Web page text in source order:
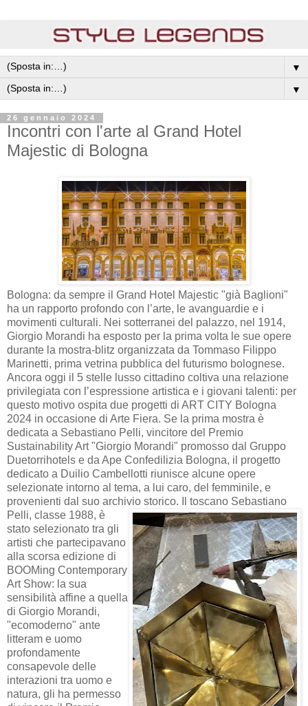
▼
▼
26 gennaio 2024
Incontri con l'arte al Grand Hotel
Majestic di Bologna
Bologna: da sempre il Grand Hotel Majestic "già Baglioni"
ha un rapporto profondo con l’arte, le avanguardie e i
movimenti culturali. Nei sotterranei del palazzo, nel 1914,
Giorgio Morandi ha esposto per la prima volta le sue opere
durante la mostra-blitz organizzata da Tommaso Filippo
Marinetti, prima vetrina pubblica del futurismo bolognese.
Ancora oggi il 5 stelle lusso cittadino coltiva una relazione
privilegiata con l’espressione artistica e i giovani talenti: per
questo motivo ospita due progetti di ART CITY Bologna
2024 in occasione di Arte Fiera. Se la prima mostra è
dedicata a Sebastiano Pelli, vincitore del Premio
Sustainability Art "Giorgio Morandi" promosso dal Gruppo
Duetorrihotels e da Ape Confedilizia Bologna, il progetto
dedicato a Duilio Cambellotti riunisce alcune opere
selezionate intorno al tema, a lui caro, del femminile, e
provenienti dal suo archivio storico.
Il toscano Sebastiano
Pelli, classe 1988, è
stato selezionato tra gli
artisti che partecipavano
alla scorsa edizione di
BOOMing Contemporary
Art Show: la sua
sensibilità affine a quella
di Giorgio Morandi,
"ecomoderno" ante
litteram e uomo
profondamente
consapevole delle
interazioni tra uomo e
natura, gli ha permesso